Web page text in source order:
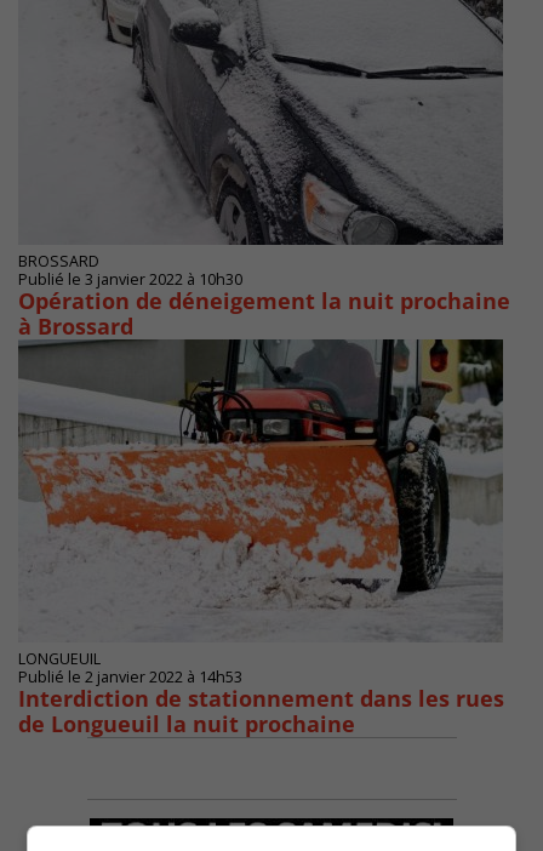
BROSSARD
Publié le 3 janvier 2022 à 10h30
Opération de déneigement la nuit prochaine
à Brossard
LONGUEUIL
Publié le 2 janvier 2022 à 14h53
Interdiction de stationnement dans les rues
de Longueuil la nuit prochaine